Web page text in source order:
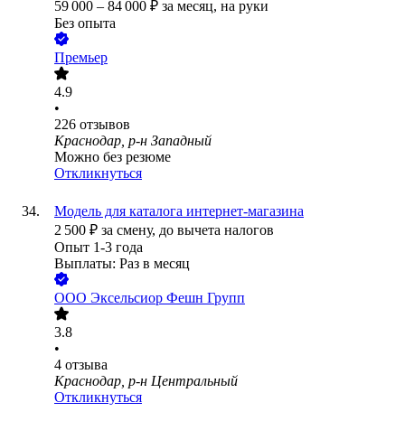
59 000 – 84 000 ₽ за месяц, на руки
Без опыта
Премьер
4.9
•
226 отзывов
Краснодар, р-н Западный
Можно без резюме
Откликнуться
Модель для каталога интернет-магазина
2 500 ₽ за смену, до вычета налогов
Опыт 1-3 года
Выплаты: Раз в месяц
ООО Эксельсиор Фешн Групп
3.8
•
4 отзыва
Краснодар, р-н Центральный
Откликнуться